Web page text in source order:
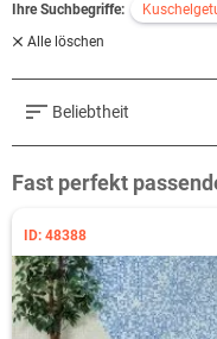
Ihre Suchbegriffe:
Alle löschen
Beliebtheit
Fast perfekt
ID: 48388